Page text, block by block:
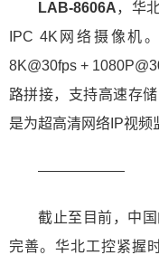
LAB-8606A，华
IPC 4K网络摄像机
8K@30fps +
路拼接，支持高速存
是为超高清网络IP视频
——————
截止至目前，中
完善。华北工控紧握